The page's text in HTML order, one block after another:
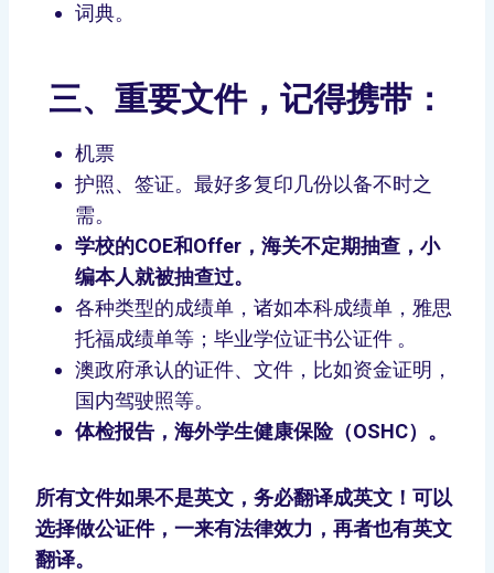
词典。
三、 重要文件，记得携带：
机票
护照、签证。最好多复印几份以备不时之
需。
学校的COE和Offer，海关不定期抽查，小
编本人就被抽查过。
各种类型的成绩单，诸如本科成绩单，雅思
托福成绩单等；毕业学位证书公证件 。
澳政府承认的证件、文件，比如资金证明，
国内驾驶照等。
体检报告，海外学生健康保险（OSHC）。
所有文件如果不是英文，务必翻译成英文！可以
选择做公证件，一来有法律效力，再者也有英文
翻译。